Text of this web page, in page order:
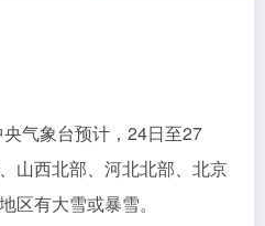
气象台预计，24日至27
山西北部、河北北部、北京
区有大雪或暴雪。